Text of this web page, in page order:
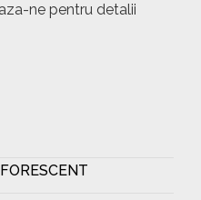
ne pentru detalii